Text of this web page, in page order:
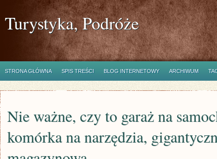
Turystyka, Podróże
STRONA GŁÓWNA SPIS TREŚCI BLOG INTERNETOWY ARCHIWUM
Nie ważne, czy to garaż na
komórka na narzędzia,